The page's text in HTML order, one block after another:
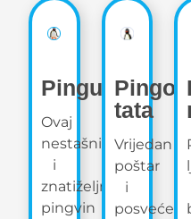
Pingu
Ovaj
nestašni
i
znatiželjni
pingvin
Pingov
tata
Vrijedan
poštar
i
posvećen